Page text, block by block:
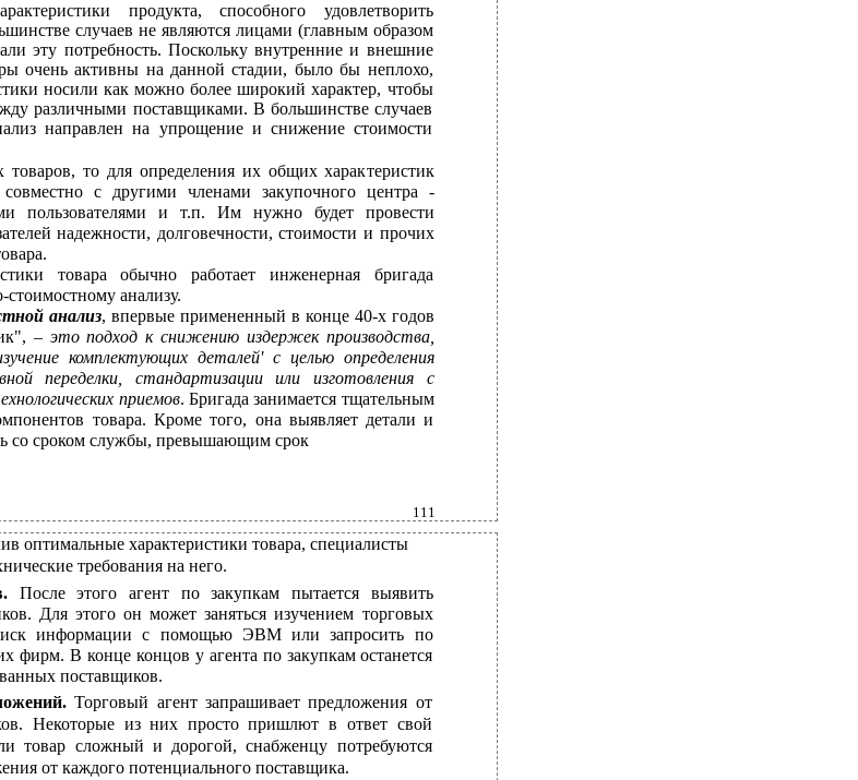
продукта, способного удовлетворить
случаев не являются лицами (главным образом
эту потребность. Поскольку внутренние и внешние
очень активны на данной стадии, было бы неплохо,
носили как можно более широкий характер, чтобы
различными поставщиками. В большинстве случаев
направлен на упрощение и снижение стоимости
то для определения их общих характеристик
с другими членами закупочного центра -
пользователями и т.п. Им нужно будет провести
надежности, долговечности, стоимости и прочих
товара обычно работает инженерная бригада
анализу.
анализ, впервые примененный в конце 40-х годов
– это подход к снижению издержек производства,
комплектующих деталей' с целью определения
переделки, стандартизации или изготовления с
приемов. Бригада занимается тщательным
товара. Кроме того, она выявляет детали и
со сроком службы, превышающим срок
111
оптимальные характеристики товара, специалисты
требования на него.
После этого агент по закупкам пытается выявить
Для этого он может заняться изучением торговых
информации с помощью ЭВМ или запросить по
фирм. В конце концов у агента по закупкам останется
поставщиков.
Торговый агент запрашивает предложения от
Некоторые из них просто пришлют в ответ свой
товар сложный и дорогой, снабженцу потребуются
от каждого потенциального поставщика.